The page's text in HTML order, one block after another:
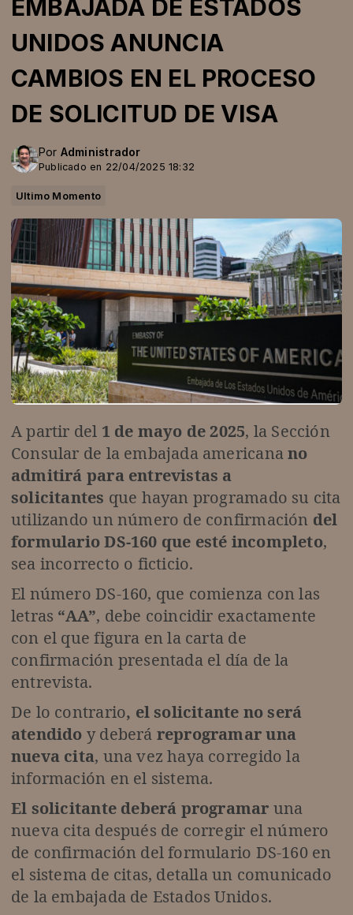
EMBAJADA DE ESTADOS
UNIDOS ANUNCIA
CAMBIOS EN EL PROCESO
DE SOLICITUD DE VISA
Por Administrador
Publicado en 22/04/2025 18:32
Ultimo Momento
A partir del 1 de mayo de 2025, la Sección
Consular de la embajada americanano
admitirá para entrevistas a
solicitantes que hayan programado su cita
utilizando un número de confirmación del
formulario DS-160 que esté incompleto,
sea incorrecto o ficticio.
El número DS-160, que comienza con las
letras “AA”, debe coincidir exactamente
con el que figura en la carta de
confirmación presentada el día de la
entrevista.
De lo contrario, el solicitante no será
atendido y deberá reprogramar una
nueva cita, una vez haya corregido la
información en el sistema.
El solicitante deberá programar una
nueva cita después de corregir el número
de confirmación del formulario DS-160 en
el sistema de citas, detalla un comunicado
de la embajada de Estados Unidos.